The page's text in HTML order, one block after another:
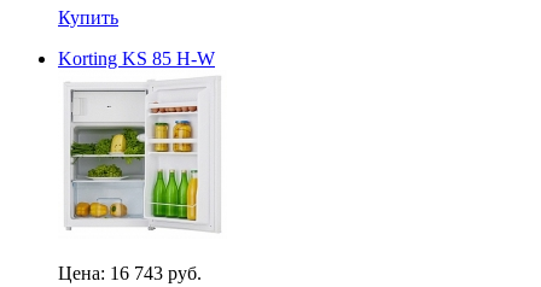
Купить
Korting KS 85 H-W
Цена: 16 743 руб.